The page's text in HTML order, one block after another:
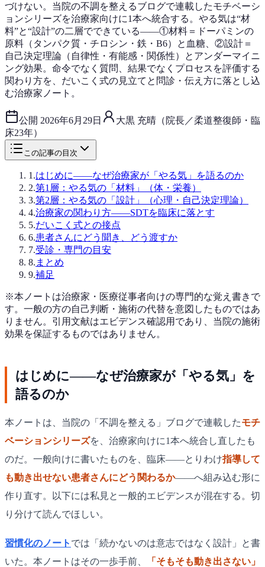
づけない。当院の不調を整えるブログで連載したモチベーシ
ョンシリーズを治療家向けに1本へ統合する。やる気は“材
料”と“設計”の二層でできている——①材料＝ドーパミンの
原料（タンパク質・チロシン・鉄・B6）と血糖、②設計＝
自己決定理論（自律性・有能感・関係性）とアンダーマイニ
ング効果。命令でなく質問、結果でなくプロセスを評価する
関わり方を、だいこく式の見立てと問診・伝え方に落とし込
む治療家ノート。
公開 2026年6月29日
大黒 充晴（院長／柔道整復師・臨
床23年）
この記事の目次
1 .はじめに——なぜ治療家が「やる気」を語るのか
2.第1層：やる気の「材料」（体・栄養）
3.第2層：やる気の「設計」（心理・自己決定理論）
4.治療家の関わり方——SDTを臨床に落とす
5.だいこく式との接点
6.患者さんにどう聞き、どう渡すか
7.受診・専門の目安
8. まとめ
9.補足
※本ノートは治療家・医療従事者向けの専門的な覚え書きで
す。一般の方の自己判断・施術の代替を意図したものではあ
りません。引用文献はエビデンス確認用であり、当院の施術
効果を保証するものではありません。
はじめに——なぜ治療家が「やる気」を
語るのか
本ノートは、当院の「不調を整える」ブログで連載したモチ
ベーションシリーズを、治療家向けに1本へ統合し直したも
のだ。一般向けに書いたものを、臨床——とりわけ指導して
も動き出せない患者さんにどう関わるか——へ組み込む形に
作り直す。以下には私見と一般的エビデンスが混在する。切
り分けて読んでほしい。
習慣化のノート では「続かないのは意志ではなく設計」と書
いた。本ノートはその一歩手前、
「そもそも動き出さない」